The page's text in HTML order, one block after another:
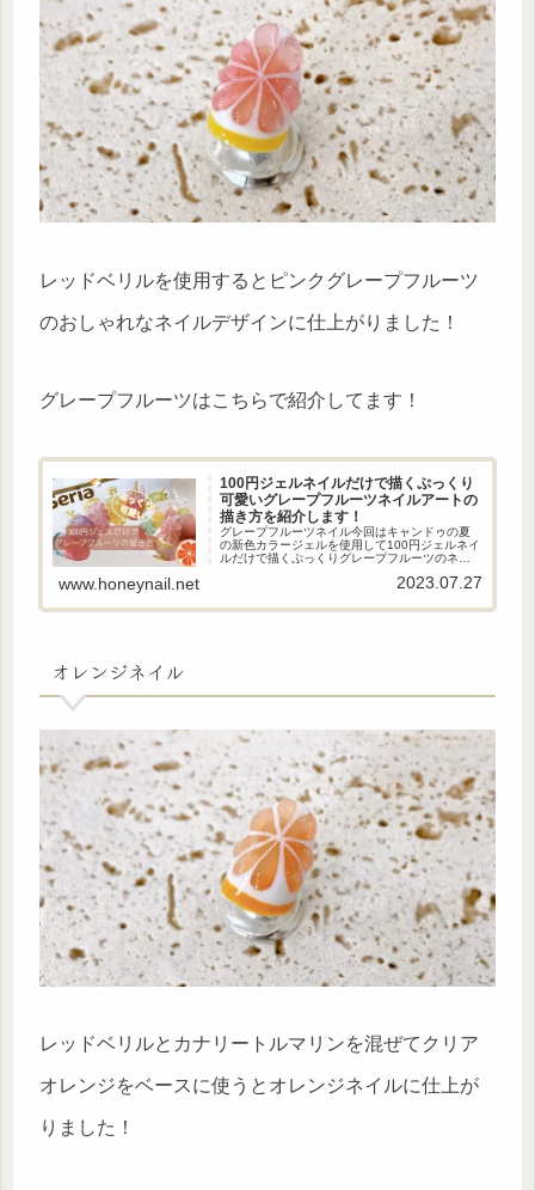
レッドベリルを使用するとピンクグレープフルーツ
のおしゃれなネイルデザインに仕上がりました！
グレープフルーツはこちらで紹介してます！
100円ジェルネイルだけで描くぷっくり
可愛いグレープフルーツネイルアートの
描き方を紹介します！
グレープフルーツネイル今回はキャンドゥの夏
の新色カラージェルを使用して100円ジェルネイ
ルだけで描くぷっくりグレープフルーツのネイ
っくりアートがおしゃれな可愛い爽やかなグレ
www.honeynail.net 2023.07.27
オレンジネイル
レッドベリルとカナリートルマリンを混ぜてクリア
オレンジをベースに使うとオレンジネイルに仕上が
りました！